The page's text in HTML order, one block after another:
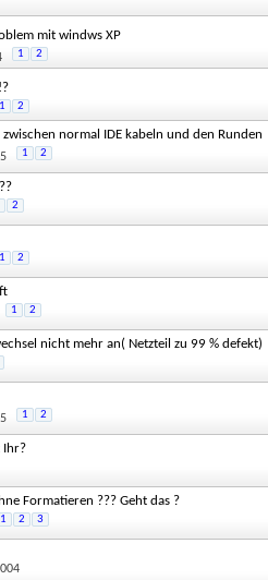
mit windws XP
1 2
1 2
normal IDE kabeln und den Runden
1 2
2
1 2
1 2
nicht mehr an( Netzteil zu 99 % defekt)
1 2
Ihr?
Formatieren ??? Geht das ?
1 2 3